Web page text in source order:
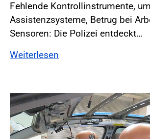
Fehlende Kontrollinstrumente,
Assistenzsysteme, Betrug bei
Sensoren: Die Polizei entdeckt…
Weiterlesen